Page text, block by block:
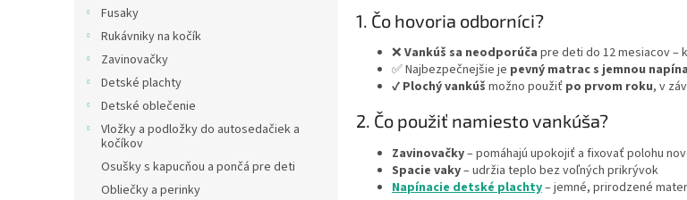
Fusaky
Rukávniky na kočík
Zavinovačky
Detské plachty
Detské oblečenie
Vložky a podložky do autosedačiek a
kočíkov
Osušky s kapucňou a pončá pre deti
Obliečky a perinky
1. Čo hovoria odborníci?
❌ Vankúš sa neodporúča pre deti do 12 mesiacov –
✅ Najbezpečnejšie je pevný matrac s jemnou
✔️ Plochý vankúš možno použiť po prvom roku, v
2. Čo použiť namiesto vankúša?
Zavinovačky– pomáhajú upokojiť a fixovať polohu
Spacie vaky– udržia teplo bez voľných prikrývok
Napínacie detské plachty– jemné, prirodzené